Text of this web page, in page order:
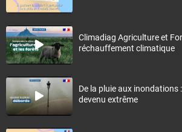
Climadiag Agriculture et
réchauffement climatique
De la pluie aux inondations
devenu extrême